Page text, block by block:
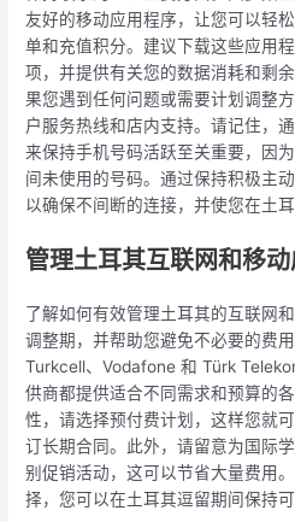
友好的移动应用程序，让您可以轻
单和充值积分。建议下载这些应用
项，并提供有关您的数据消耗和剩
果您遇到任何问题或需要计划调整
户服务热线和店内支持。请记住，
来保持手机号码活跃至关重要，因
间未使用的号码。通过保持积极主
以确保不间断的连接，并使您在土
管理土耳其互联网和移
了解如何有效管理土耳其的互联网
调整期，并帮助您避免不必要的费
Turkcell、Vodafone 和 Türk
供商都提供适合不同需求和预算的
性，请选择预付费计划，这样您就
订长期合同。此外，请留意为国际
别促销活动，这可以节省大量费用
择，您可以在土耳其逗留期间保持